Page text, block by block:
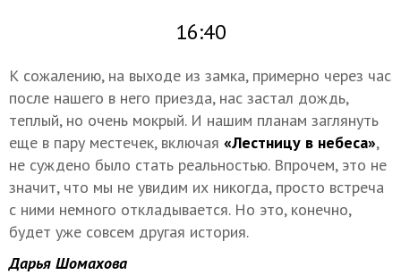
16:40
К сожалению, на выходе из замка, примерно через час
после нашего в него приезда, нас застал дождь,
теплый, но очень мокрый. И нашим планам заглянуть
еще в пару местечек, включая «Лестницу в небеса»,
не суждено было стать реальностью. Впрочем, это не
значит, что мы не увидим их никогда, просто встреча
с ними немного откладывается. Но это, конечно,
будет уже совсем другая история.
Дарья Шомахова